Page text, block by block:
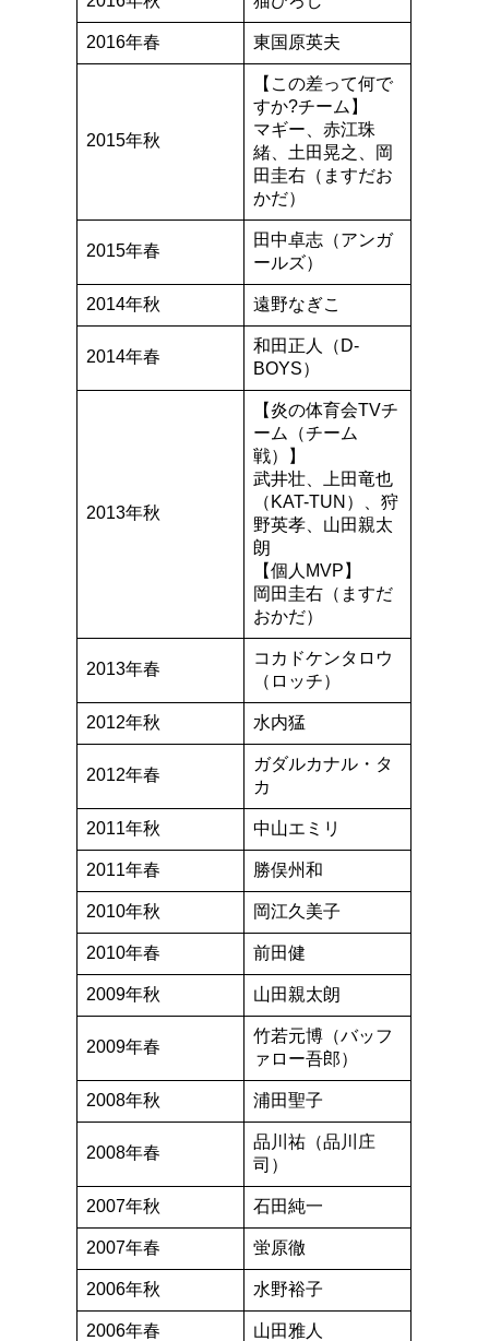
2016年春 東国原英夫
2015年秋
【この差って何で
すか?チーム】
マギー、赤江珠
緒、土田晃之、岡
田圭右（ますだお
かだ）
2015年春
田中卓志（アンガ
ールズ）
2014年秋 遠野なぎこ
2014年春
和田正人（D-
BOYS）
2013年秋
【炎の体育会TVチ
ーム（チーム
戦）】
武井壮、上田竜也
（KAT-TUN）、狩
野英孝、山田親太
朗
【個人MVP】
岡田圭右（ますだ
おかだ）
2013年春
コカドケンタロウ
（ロッチ）
2012年秋 水内猛
2012年春
ガダルカナル・タ
カ
2011年秋 中山エミリ
2011年春 勝俣州和
2010年秋 岡江久美子
2010年春 前田健
2009年秋 山田親太朗
2009年春
竹若元博（バッフ
ァロー吾郎）
2008年秋 浦田聖子
2008年春
品川祐（品川庄
司）
2007年秋 石田純一
2007年春 蛍原徹
2006年秋 水野裕子
2006年春 山田雅人